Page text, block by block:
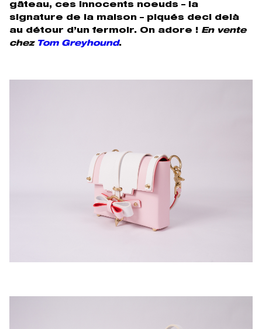
gâteau, ces innocents noeuds – la
signature de la maison – piqués deci delà
au détour d’un fermoir. On adore ! En vente
chez Tom Greyhound.